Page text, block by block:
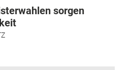
sorgen